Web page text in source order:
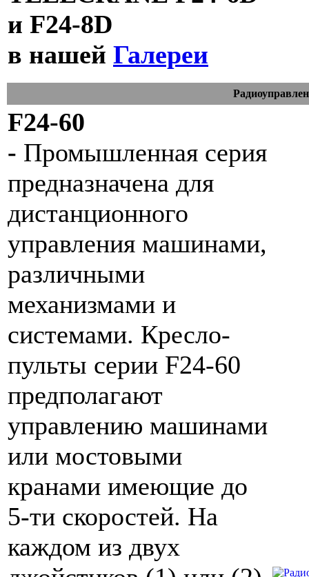
и F24-8D
в нашей Галереи
F24-60
- Промышленная серия
предназначена для
дистанционного
управления машинами,
различными
механизмами и
системами. Кресло-
пульты серии F24-60
предполагают
управлению машинами
или мостовыми
кранами имеющие до
5-ти скоростей. На
каждом из двух